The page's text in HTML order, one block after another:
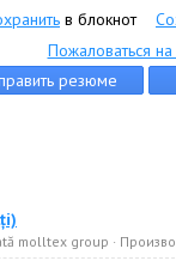
в блокнот
Пожаловаться
molltex group ·